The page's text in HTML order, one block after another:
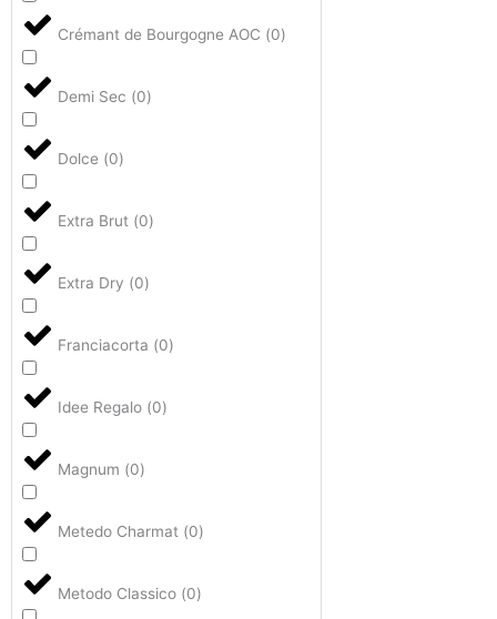
Crémant de Bourgogne AOC (0)
Demi Sec (0)
Dolce (0)
Extra Brut (0)
Extra Dry (0)
Franciacorta (0)
Idee Regalo (0)
Magnum (0)
Metedo Charmat (0)
Metodo Classico (0)